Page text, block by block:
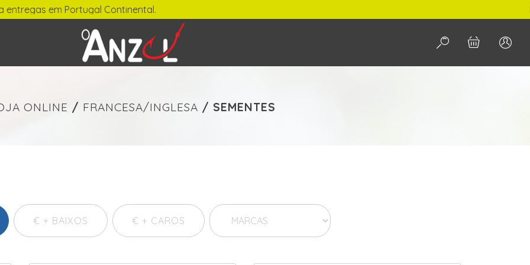
- € min./max.
Continental.
ONLINE / FRANCESA/INGLESA / SEMENTES
€ + BAIXOS € + CAROS